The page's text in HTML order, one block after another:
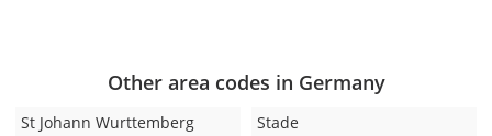
Other area codes in Germany
St Johann Wurttemberg Stade